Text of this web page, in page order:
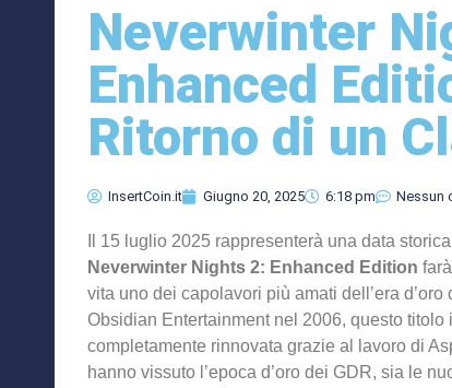
Neverwinter
Enhanced
Ritorno di un
InsertCoin.it Giugno 20, 2025 6:18 pm Nessun
Il 15 luglio 2025 rappresenterà una data
Neverwinter Nights 2: Enhanced Edition
vita uno dei capolavori più amati dell’era
Obsidian Entertainment nel 2006, questo
completamente rinnovata grazie al lavoro di
hanno vissuto l’epoca d’oro dei GDR, sia le